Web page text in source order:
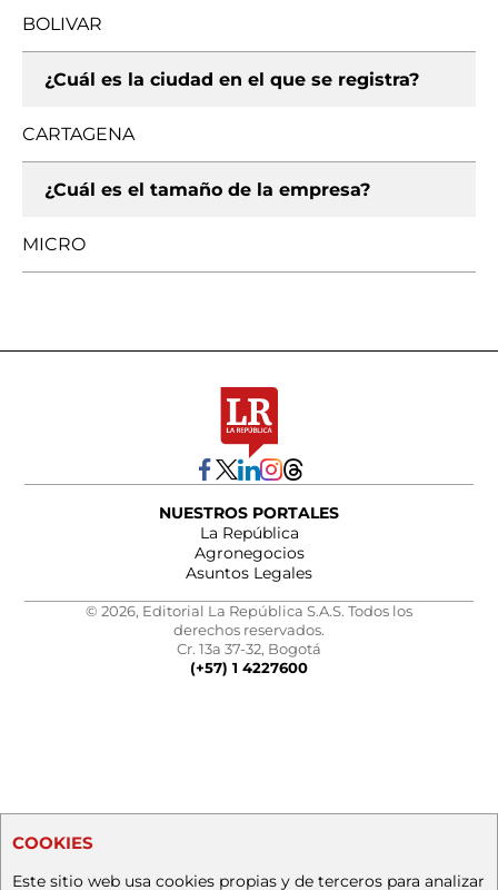
BOLIVAR
¿Cuál es la ciudad en el que se registra?
CARTAGENA
¿Cuál es el tamaño de la empresa?
MICRO
NUESTROS PORTALES
La República
Agronegocios
Asuntos Legales
© 2026, Editorial La República S.A.S. Todos los
derechos reservados.
Cr. 13a 37-32, Bogotá
(+57) 1 4227600
COOKIES
Este sitio web usa cookies propias y de terceros para analizar